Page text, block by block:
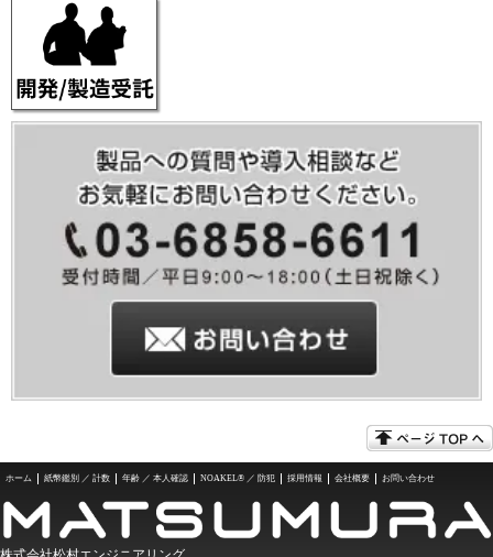
ホーム 紙幣鑑別 ／ 計数 年齢 ／ 本人確認 NOAKEL® ／ 防犯 採用情報 会社概要 お問い合わせ